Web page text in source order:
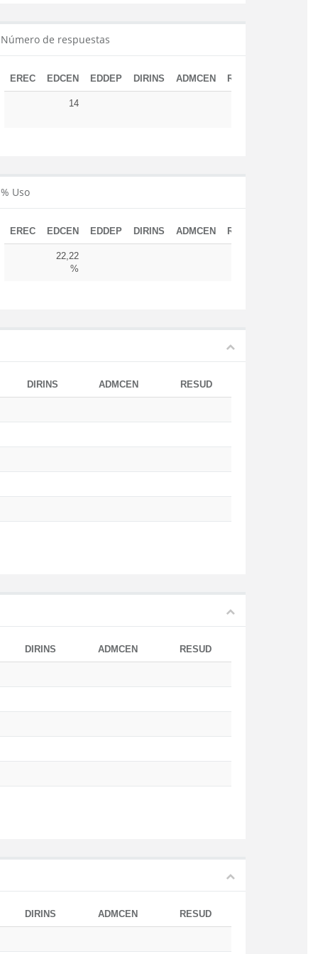
Número de respuestas
EREC EDCEN EDDEP DIRINS ADMCEN RESUD
14
% Uso
EREC EDCEN EDDEP DIRINS ADMCEN RESUD
22,22
%
DIRINS ADMCEN RESUD
DIRINS ADMCEN RESUD
DIRINS ADMCEN RESUD